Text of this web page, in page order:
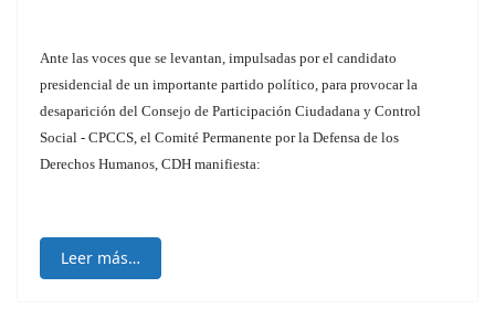
Ante las voces que se levantan, impulsadas por el candidato
presidencial de un importante partido político, para provocar la
desaparición del Consejo de Participación Ciudadana y Control
Social - CPCCS, el Comité Permanente por la Defensa de los
Derechos Humanos, CDH manifiesta:
Leer más…